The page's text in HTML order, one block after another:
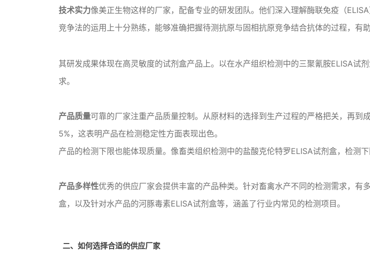
技术实力像美正生物这样的厂家， 配备专业的研发团队。他们深入理解酶联免疫（
竞争法的运用上十分熟练，能够准确把握待测抗原与固相抗原竞争结合抗体的过程 ，有
其研发成果体现在高灵敏度的试剂盒产品上。以在水产组织检测中的三聚氰胺ELISA试
求。
产品质量可靠的厂家注重产品质量控制。从原材料的选择到生产过程的严格把关，再
5%，这表明产品在检测稳定性方面表现出色。
产品的检测下限也能体现质量。像畜类组织检测中的盐酸克伦特罗ELISA试剂盒，检测
产品多样性优秀的供应厂家会提供丰富的产品种类。针对畜禽水产不同的检测需求，
盒，以及针对水产品的河豚毒素ELISA试剂盒等，涵盖了行业内常见的检测项目。
二、如何选择合适的供应厂家